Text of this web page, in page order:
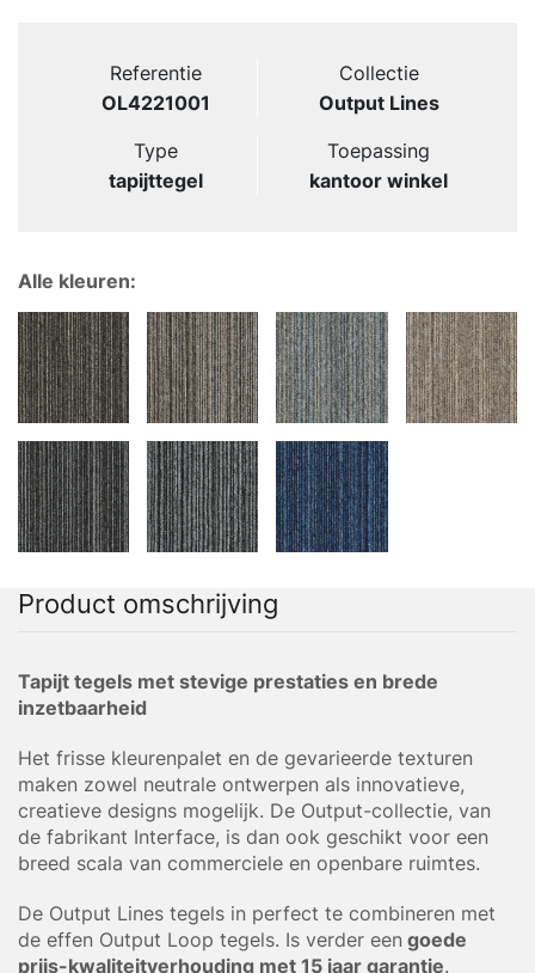
Referentie
OL4221001
Collectie
Output Lines
Type
tapijttegel
Toepassing
kantoor winkel
Alle kleuren:
Product omschrijving
Tapijt tegels met stevige prestaties en brede
inzetbaarheid
Het frisse kleurenpalet en de gevarieerde texturen
maken zowel neutrale ontwerpen als innovatieve,
creatieve designs mogelijk. De Output-collectie, van
de fabrikant Interface, is dan ook geschikt voor een
breed scala van commerciele en openbare ruimtes.
De Output Lines tegels in perfect te combineren met
de effen Output Loop tegels. Is verder een goede
prijs-kwaliteitverhouding met 15 jaar garantie.